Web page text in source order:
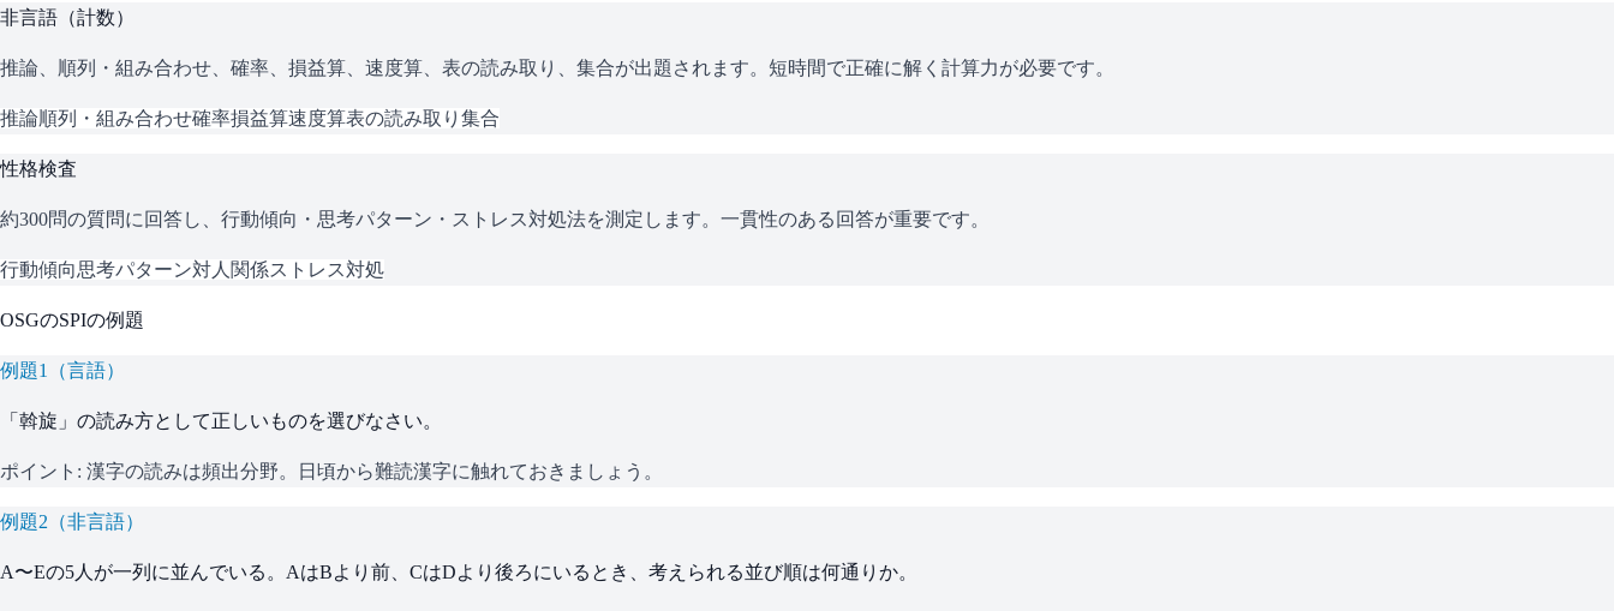
非言語（計数）
推論、順列・組み合わせ、確率、損益算、速度算、表の読み取り、集合が出題されます。短時間で正確に解く計算力が必要です。
推論順列・組み合わせ確率損益算速度算表の読み取り 集合
性格検査
約300問の質問に回答し、行動傾向・思考パターン・ストレス対処法を測定します。一貫性のある回答が重要です。
行動傾向思考パターン対人関係ストレス対処
OSGのSPIの例題
例題1 （言語）
「斡旋」の読み方として正しいものを選びなさい。
ポイント: 漢字の読みは頻出分野。日頃から難読漢字に触れておきましょう。
例題2 （非言語）
A〜Eの5人が一列に並んでいる。AはBより前、CはDより後ろにいるとき、考えられる並び順は何通りか。